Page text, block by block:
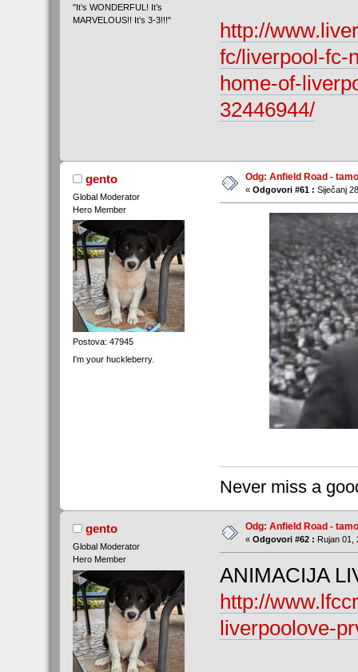
"It’s WONDERFUL! It’s
MARVELOUS!! It’s 3-3!!!"
http://
fc/liverpool-fc-
home-of-
32446944/
gento
Global Moderator
Hero Member
Postova: 47945
I'm your huckleberry.
Odg: Anfield Road -
« Odgovori #61 : Siječanj
Never miss a
gento
Global Moderator
Hero Member
Odg: Anfield Road -
« Odgovori #62 : Rujan 01,
ANIMACIJA
http://
liverpoolove-